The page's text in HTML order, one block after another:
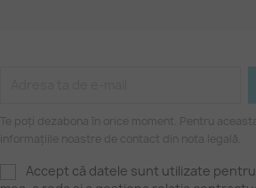
Te poți dezabona în orice moment. Pentru
informațiile noastre de contact din nota legală.
Accept că datele sunt utilizate